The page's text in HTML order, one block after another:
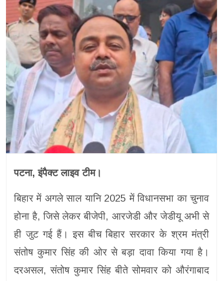
पटना, इंपैक्ट लाइव टीम।
बिहार में अगले साल यानि 2025 में विधानसभा का चुनाव
होना है, जिसे लेकर बीजेपी, आरजेडी और जेडीयू अभी से
ही जुट गई हैं। इस बीच बिहार सरकार के श्रम मंत्री
संतोष कुमार सिंह की ओर से बड़ा दावा किया गया है।
दरअसल, संतोष कुमार सिंह बीते सोमवार को औरंगाबाद